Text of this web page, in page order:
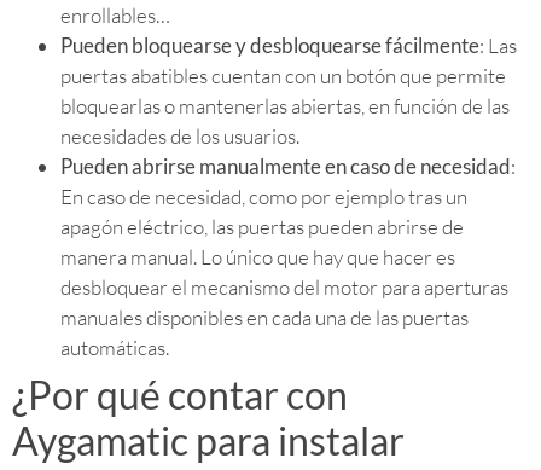
enrollables…
Pueden bloquearse y desbloquearse fácilmente: Las
puertas abatibles cuentan con un botón que permite
bloquearlas o mantenerlas abiertas, en función de las
necesidades de los usuarios.
Pueden abrirse manualmente en caso de necesidad:
En caso de necesidad, como por ejemplo tras un
apagón eléctrico, las puertas pueden abrirse de
manera manual. Lo único que hay que hacer es
desbloquear el mecanismo del motor para aperturas
manuales disponibles en cada una de las puertas
automáticas.
¿Por qué contar con
Aygamatic para instalar